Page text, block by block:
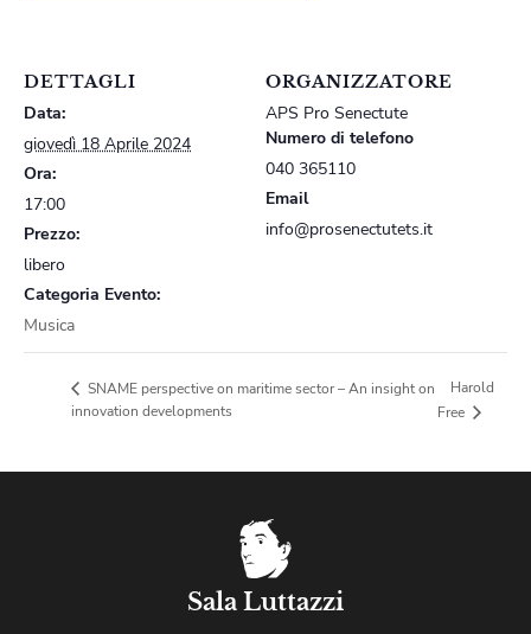
DETTAGLI
Data:
giovedì 18 Aprile 2024
Ora:
17:00
Prezzo:
libero
Categoria Evento:
Musica
ORGANIZZATORE
APS Pro Senectute
Numero di telefono
040 365110
Email
info@prosenectutets.it
SNAME perspective on maritime sector – An insight on
innovation developments
Harold
Free
Sala Luttazzi